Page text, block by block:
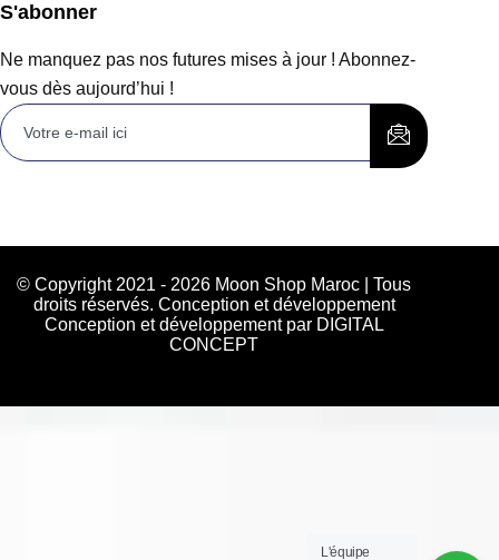
S'abonner
Ne manquez pas nos futures mises à jour ! Abonnez-
vous dès aujourd’hui !
© Copyright 2021 - 2026 Moon Shop Maroc | Tous
droits réservés. Conception et développement
Conception et développement par DIGITAL
CONCEPT
L'équipe